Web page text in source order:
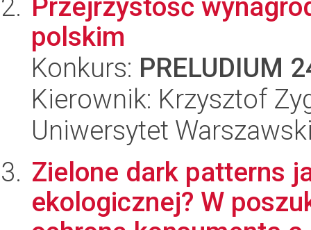
Przejrzystość
polskim
Konkurs: PRELUDIUM
Kierownik: Krzysztof
Uniwersytet
Zielone dark patterns
ekologicznej? W